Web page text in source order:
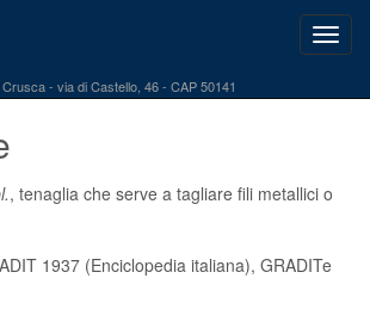
Crusca via di Castello, 46 - CAP 50141
, tenaglia che serve a tagliare fili metallici o
1937 (Enciclopedia italiana), GRADITe